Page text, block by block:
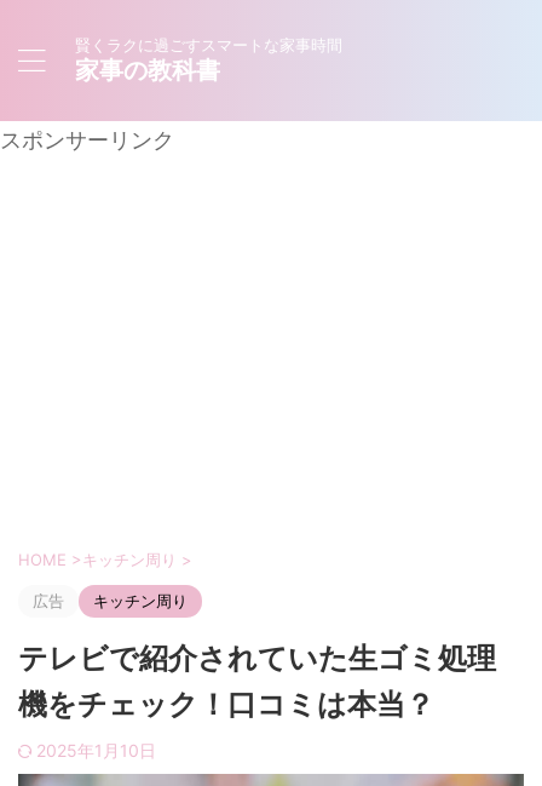
賢くラクに過ごすスマートな家事時間
家事の教科書
スポンサーリンク
HOME >キッチン周り >
広告 キッチン周り
テレビで紹介されていた生ゴミ処理
機をチェック！口コミは本当？
2025年1月10日